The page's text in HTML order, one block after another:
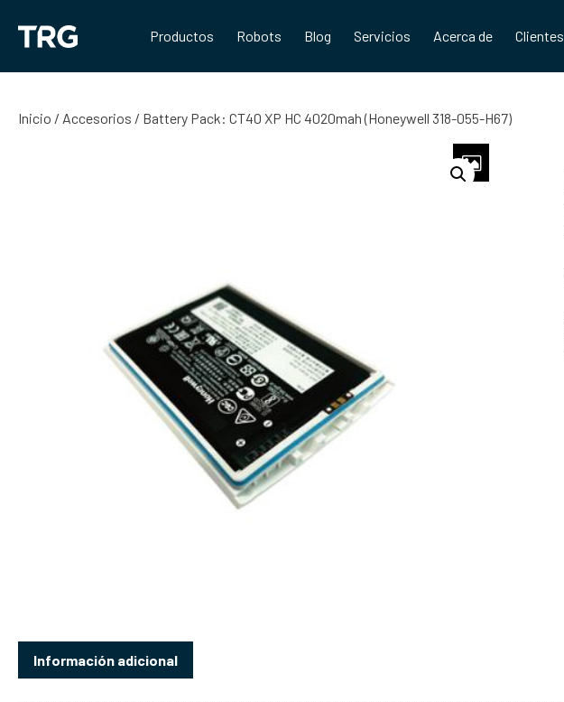
contenido
Productos Robots Blog Servicios Acerca de Clientes
Inicio / Accesorios / Battery Pack: CT40 XP HC 4020mah (Honeywell 318-055-H67)
Información adicional